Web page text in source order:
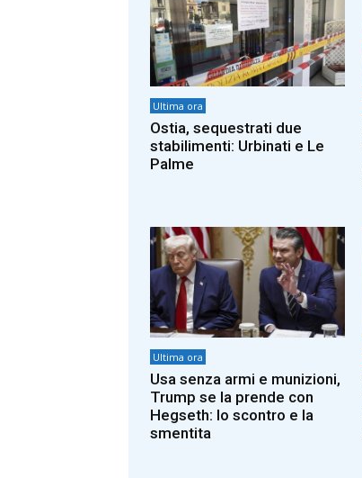
Ultima ora
Ostia, sequestrati due
stabilimenti: Urbinati e Le
Palme
Ultima ora
Usa senza armi e munizioni,
Trump se la prende con
Hegseth: lo scontro e la
smentita